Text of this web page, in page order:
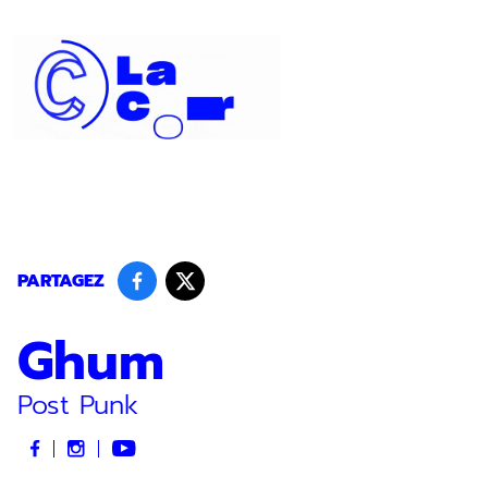
PARTAGEZ
Ghum
Post Punk